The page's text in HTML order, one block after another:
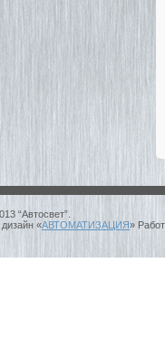
“Автосвет”.
дизайн «АВТОМАТИЗАЦИЯ»